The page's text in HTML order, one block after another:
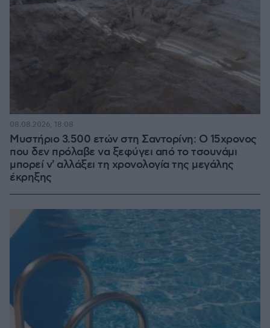
Μυστήριο 3.500 ετών στη Σαντορίνη: Ο 15χρονος
που δεν πρόλαβε να ξεφύγει από το τσουνάμι
μπορεί ν' αλλάξει τη χρονολογία της μεγάλης
έκρηξης
08.08.2026, 18:08